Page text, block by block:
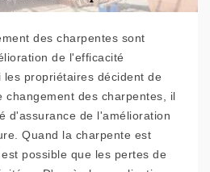
des charpentes sont
de l'efficacité
propriétaires décident de
changement des charpentes, il
d'assurance de l'amélioration
Quand la charpente est
possible que les pertes de